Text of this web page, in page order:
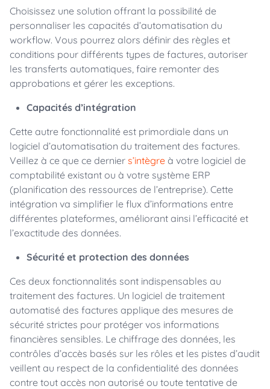
Choisissez une solution offrant la possibilité de
personnaliser les capacités d’automatisation du
workflow. Vous pourrez alors définir des règles et
conditions pour différents types de factures, autoriser
les transferts automatiques, faire remonter des
approbations et gérer les exceptions.
Capacités d’intégration
Cette autre fonctionnalité est primordiale dans un
logiciel d’automatisation du traitement des factures.
Veillez à ce que ce dernier s’intègre à votre logiciel de
comptabilité existant ou à votre système ERP
(planification des ressources de l’entreprise). Cette
intégration va simplifier le flux d’informations entre
différentes plateformes, améliorant ainsi l’efficacité et
l’exactitude des données.
Sécurité et protection des données
Ces deux fonctionnalités sont indispensables au
traitement des factures. Un logiciel de traitement
automatisé des factures applique des mesures de
sécurité strictes pour protéger vos informations
financières sensibles. Le chiffrage des données, les
contrôles d’accès basés sur les rôles et les pistes d’audit
veillent au respect de la confidentialité des données
contre tout accès non autorisé ou toute tentative de